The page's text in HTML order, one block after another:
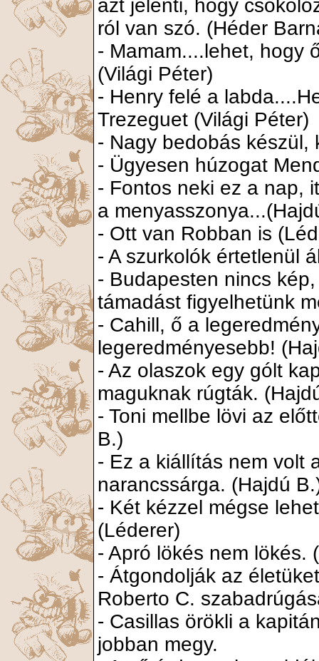
azt jelenti, hogy
ról van szó. (Héder
- Mamam....lehet, hogy
(Világi Péter)
- Henry felé a
Trezeguet (Világi Péter)
- Nagy bedobás készül,
- Ügyesen húzogat
- Fontos neki ez a nap,
a
- Ott van Robban is
- A szurkolók értetlenül
- Budapesten nincs
támadást figyelhetünk
- Cahill, ő a
legeredményesebb!
- Az olaszok egy gólt
maguknak rúgták.
- Toni mellbe lövi az
B.)
- Ez a kiállítás nem volt
narancssárga. (Hajdú
- Két kézzel mégse
(Léderer)
- Apró lökés nem lökés.
- Átgondolják az
Roberto C.
- Casillas örökli a
jobban megy.